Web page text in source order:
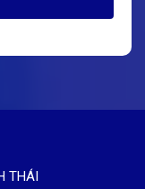
THÁI